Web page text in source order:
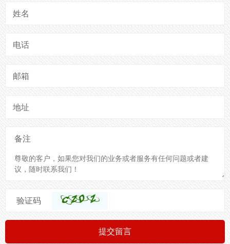
姓名
电话
邮箱
地址
备注
验证码
提交留言